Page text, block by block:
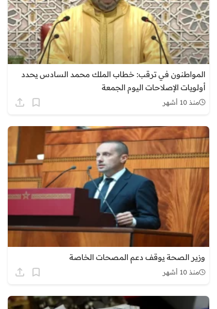
المواطنون في ترقب: خطاب الملك محمد السادس يحدد
أولويات الإصلاحات اليوم الجمعة
منذ 10 أشهر
وزير الصحة يوقف دعم المصحات الخاصة
منذ 10 أشهر